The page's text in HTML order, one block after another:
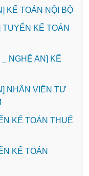
KẾ TOÁN NỘI BỘ
KẾ TOÁN
NGHỆ AN] KẾ
NHÂN VIÊN TƯ
KẾ TOÁN THUẾ
KẾ TOÁN